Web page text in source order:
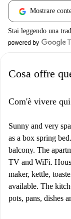
Mostrare
Stai leggendo una
Cosa offre
Com'è vivere
Sunny and very
as a box spring
balcony. The
TV and WiFi.
maker, kettle,
available. The
pots, pans, dishes